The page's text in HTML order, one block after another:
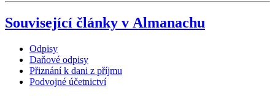
Související články v Almanachu
Odpisy
Daňové odpisy
Přiznání k dani z příjmu
Podvojné účetnictví